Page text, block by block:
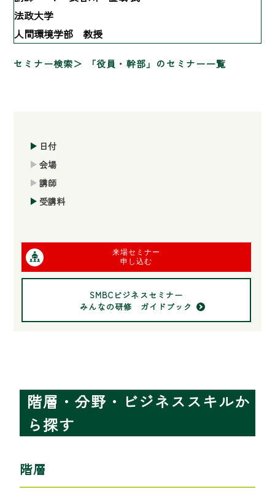
日付
会場
講師
受講料
来場セミナー
申し込む
SMBCビジネスセミナー
みんなの研修 ガイドブック
法政大学
人間環境学部 教授
セミナー検索 「役員・幹部」のセミナー一覧
階層・分野・ビジネススキルか
ら探す
階層